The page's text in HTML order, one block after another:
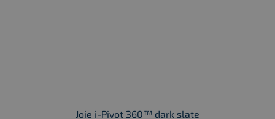
Joie i-Pivot 360™ dark slate